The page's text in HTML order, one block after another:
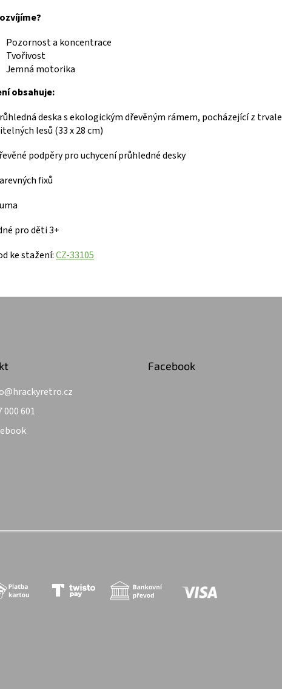
Pozornost a koncentrace
Tvořivost
Jemná motorika
obsahuje:
deska s ekologickým dřevěným rámem, pocházející z trvale
lesů (33 x 28 cm)
podpěry pro uchycení průhledné desky
fixů
pro děti 3+
ke stažení:CZ-33105
@hrackyretro.cz
000 601
Facebook